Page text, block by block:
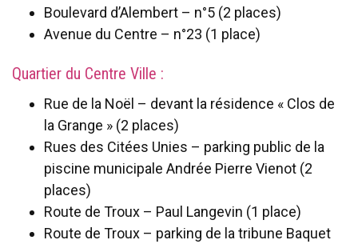
Boulevard d’Alembert – n°5 (2 places)
Avenue du Centre – n°23 (1 place)
Quartier du Centre Ville :
Rue de la Noël – devant la résidence « Clos de
la Grange » (2 places)
Rues des Citées Unies – parking public de la
piscine municipale Andrée Pierre Vienot (2
places)
Route de Troux – Paul Langevin (1 place)
Route de Troux – parking de la tribune Baquet